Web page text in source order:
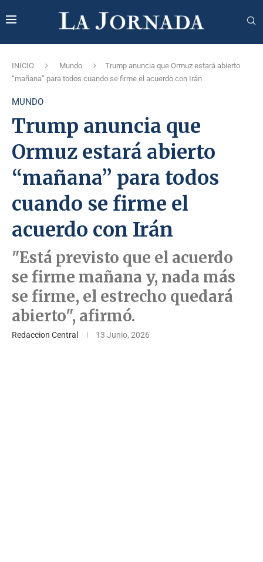
INICIO Mundo
Trump anuncia que Ormuz estará abierto
“mañana” para todos cuando se firme el acuerdo con Irán
MUNDO
Trump anuncia que
Ormuz estará abierto
“mañana” para todos
cuando se firme el
acuerdo con Irán
"Está previsto que el acuerdo
se firme mañana y, nada más
se firme, el estrecho quedará
abierto", afirmó.
Redaccion Central 13 Junio, 2026